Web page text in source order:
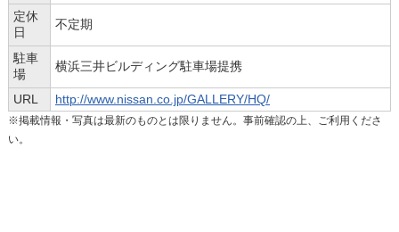
定休
日
不定期
駐車
場
横浜三井ビルディング駐車場提携
URL http://www.nissan.co.jp/GALLERY/HQ/
※掲載情報・写真は最新のものとは限りません。事前確認の上、ご利用くださ
い。